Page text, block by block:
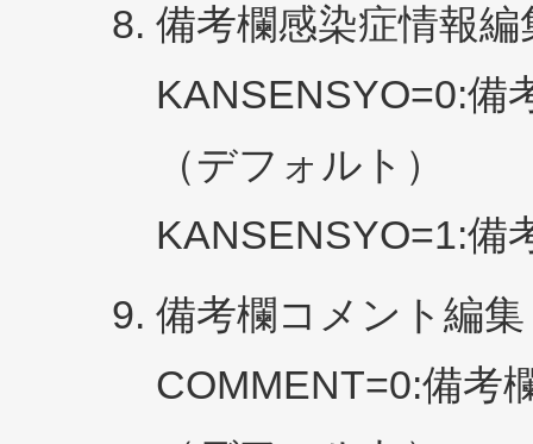
備考欄感染症情報編
KANSENSYO=0:備
（デフォルト）
KANSENSYO=1:備
備考欄コメント編集
COMMENT=0:備考